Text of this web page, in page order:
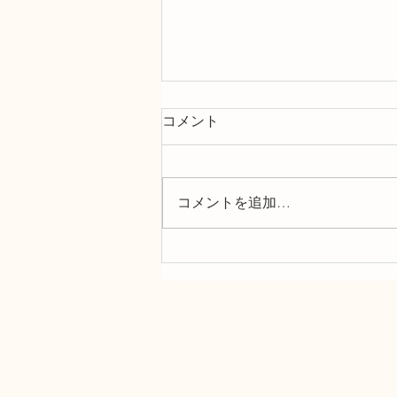
ちょっと遅めのサマーキャン
コメント
コメントを追加…